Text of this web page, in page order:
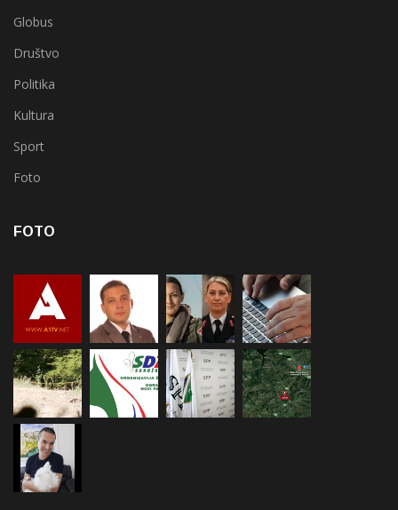
Globus
Društvo
Politika
Kultura
Sport
Foto
FOTO